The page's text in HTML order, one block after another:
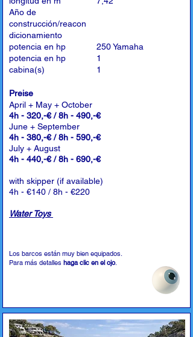
Año de
construcción/reacon
dicionamiento
potencia en hp
potencia en hp
cabina(s)
250 Yamaha
1
1
Preise
April + May + October
4h - 320,-€ / 8h - 490,-€
June + September
4h - 380,-€ / 8h - 590,-€
July + August
4h - 440,-€ / 8h - 690,-€
with skipper (if available)
4h - €140 / 8h - €220
Water Toys
Los barcos están muy bien equipados.
Para más detalles haga clic en el ojo.